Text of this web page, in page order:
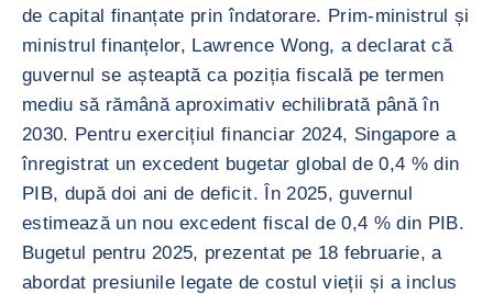
de capital finanțate prin îndatorare. Prim-ministrul și
ministrul finanțelor, Lawrence Wong, a declarat că
guvernul se așteaptă ca poziția fiscală pe termen
mediu să rămână aproximativ echilibrată până în
2030. Pentru exercițiul financiar 2024, Singapore a
înregistrat un excedent bugetar global de 0,4 % din
PIB, după doi ani de deficit. În 2025, guvernul
estimează un nou excedent fiscal de 0,4 % din PIB.
Bugetul pentru 2025, prezentat pe 18 februarie, a
abordat presiunile legate de costul vieții și a inclus